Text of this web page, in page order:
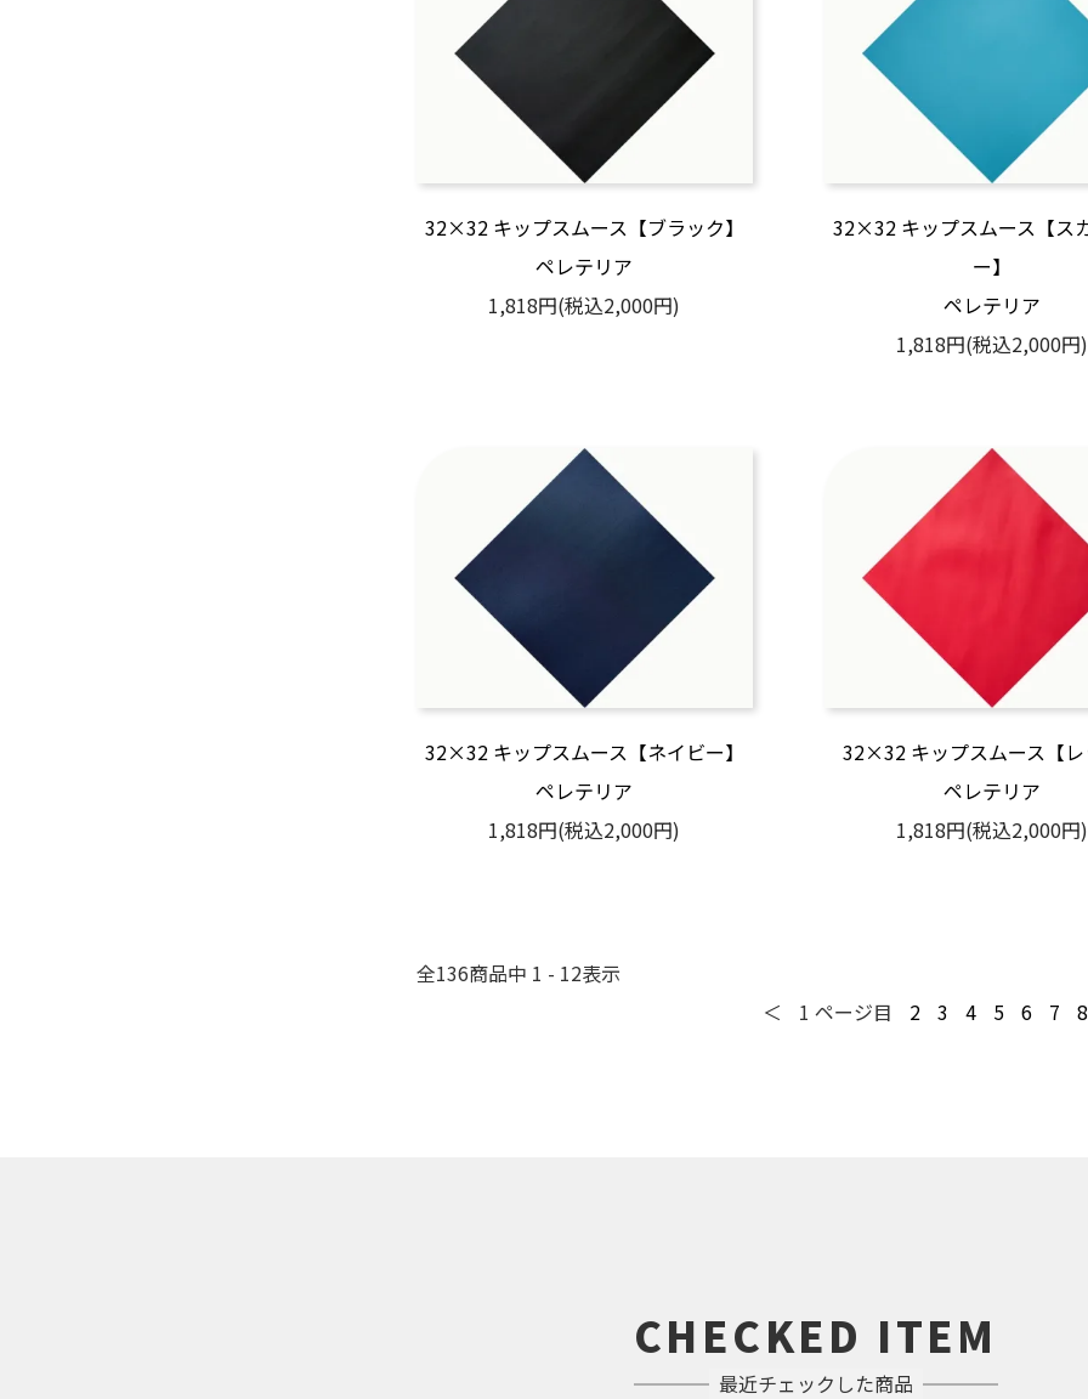
32×32 キップスムース【ブラック】
ペレテリア
1,818円(税込2,000円)
32×32 キップスムース【ス
ー】
ペレテリア
1,818円(税込2,000円)
32×32 キップスムース【ネイビー】
ペレテリア
1,818円(税込2,000円)
32×32 キップスムース【レ
ペレテリア
1,818円(税込2,000円)
全136商品中 1 - 12表示
＜
1 ページ目 2 3 4 5 6 7 8
CHECKED ITEM
最近チェックした商品